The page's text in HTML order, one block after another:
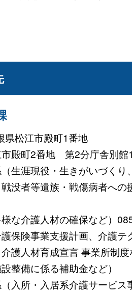
松江市殿町1番地
市殿町2番地 第2分庁舎別
（生涯現役・生きがいづく
戦没者等遺族・戦傷病者へ
様な介護人材の確保など）
護保険事業支援計画、介護
護人材育成宣言 事業所制
整備に係る補助金など）
（入所・入居系介護サービ